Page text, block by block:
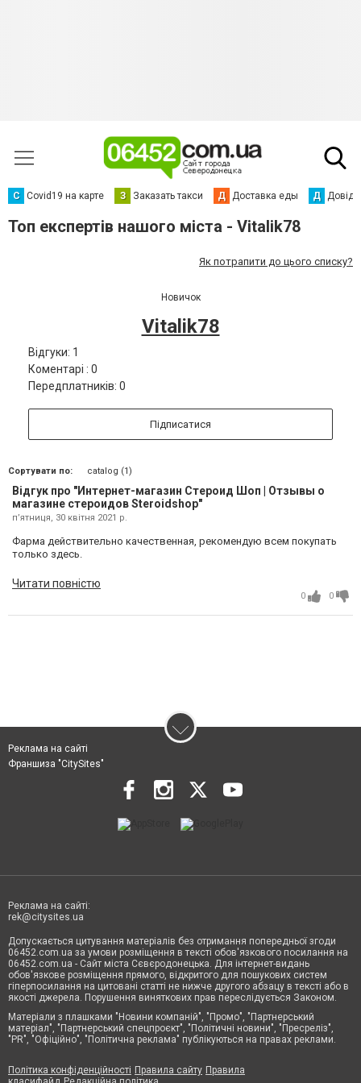
С Сovid19 на карте З Заказать такси Д Доставка еды Д
Топ експертів нашого міста - Vitalik78
Як потрапити до цього списку?
Новичок
Vitalik78
Відгуки: 1
Коментарі : 0
Передплатників: 0
Підписатися
Сортувати по: catalog (1)
Відгук про "Интернет-магазин Стероид Шоп | Отзывы о
магазине стероидов Steroidshop"
пʼятниця, 30 квітня 2021 р.
Фарма действительно качественная, рекомендую всем покупать
только здесь.
Читати повністю
0 0
Реклама на сайті
Франшиза "CitySites"
Реклама на сайті:
rek@citysites.ua
Допускається цитування матеріалів без отримання попередньої згоди
06452.com.ua за умови розміщення в тексті обов'язкового посилання на
06452.com.ua - Сайт міста Сєвєродонецька. Для інтернет-видань
обов'язкове розміщення прямого, відкритого для пошукових систем
гіперпосилання на цитовані статті не нижче другого абзацу в тексті або в
якості джерела. Порушення виняткових прав переслідується Законом.
Матеріали з плашками "Новини компаній", "Промо", "Партнерський
матеріал", "Партнерський спецпроєкт", "Політичні новини", "Пресреліз",
"PR", "Офіційно", "Політична реклама" публікуються на правах реклами.
Політика конфіденційності Правила сайту Правила